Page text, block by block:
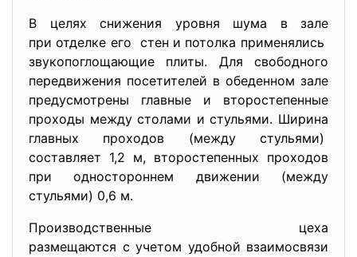
В целях снижения уровня шума в зале
при отделке его стен и потолка применялись
звукопоглощающие плиты. Для свободного
передвижения посетителей в обеденном зале
предусмотрены главные и второстепенные
проходы между столами и стульями. Ширина
главных проходов (между стульями)
составляет 1,2 м, второстепенных проходов
при одностороннем движении (между
стульями) 0,6 м.
Производственные цеха
размещаются с учетом удобной взаимосвязи